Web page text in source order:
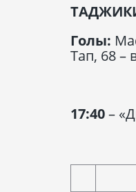
Голы:
Тап, 68 –
17:40–